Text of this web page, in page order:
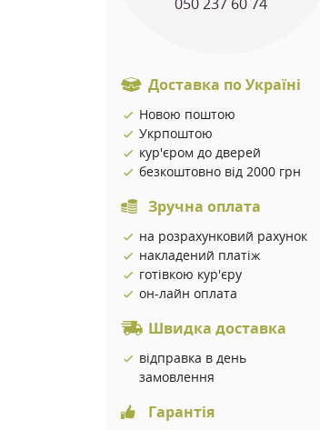
Доставка по Україні
Новою поштою
Укрпоштою
кур'єром до дверей
безкоштовно від 2000 грн
Зручна оплата
на розрахунковий рахунок
накладений платіж
готівкою кур'єру
он-лайн оплата
Швидка доставка
відправка в день
замовлення
Гарантія